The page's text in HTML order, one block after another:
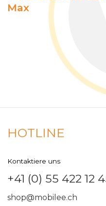
Max
HOTLINE
Kontaktiere uns
+41 (0) 55 422 12
shop@mobilee.ch